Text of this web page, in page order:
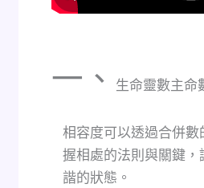
一、 生命靈數主命
相容度可以透過合併
握相處的法則與關鍵
諧的狀態。